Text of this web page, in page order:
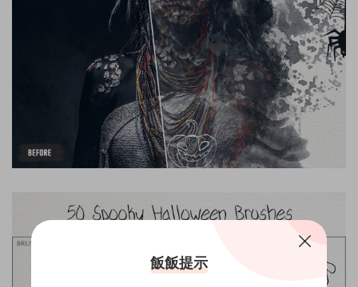
飯飯提示